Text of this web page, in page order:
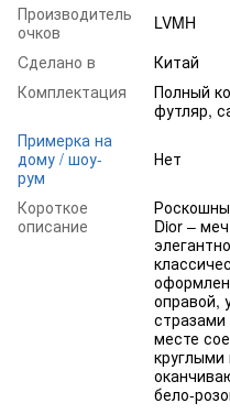
Производитель
очков
LVMH
Cделано в
Китай
Комплектация
Полный
футляр,
Примерка на
дому / шоу-
рум
Нет
Короткое
описание
Dior –
оправой,
месте
круглыми
бело-